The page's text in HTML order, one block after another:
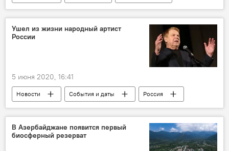
Министерство внутренних дел АР
Магазины
карантин
Ушел из жизни народный артист
России
5 июня 2020, 16:41
Новости События и даты Россия
В Азербайджане появится первый
биосферный резерват